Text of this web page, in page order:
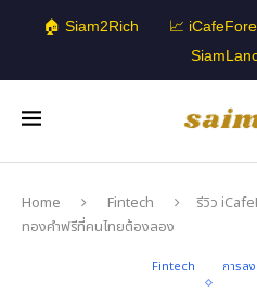
🏠 Siam2Rich 📈
Home Fintech
รีวิว
ทองคำฟรีที่คนไทยต้องลอง
Fintech การล